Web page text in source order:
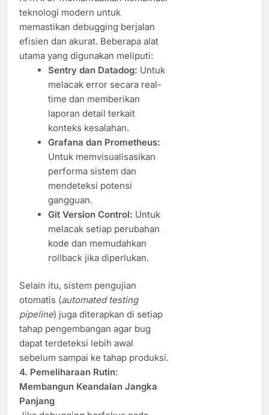
teknologi modern untuk
memastikan debugging berjalan
efisien dan akurat. Beberapa alat
utama yang digunakan meliputi:
Sentry dan Datadog: Untuk
melacak error secara real-
time dan memberikan
laporan detail terkait
konteks kesalahan.
Grafana dan Prometheus:
Untuk memvisualisasikan
performa sistem dan
mendeteksi potensi
gangguan.
Git Version Control: Untuk
melacak setiap perubahan
kode dan memudahkan
rollback jika diperlukan.
Selain itu, sistem pengujian
otomatis (automated testing
pipeline) juga diterapkan di setiap
tahap pengembangan agar bug
dapat terdeteksi lebih awal
sebelum sampai ke tahap produksi.
4. Pemeliharaan Rutin:
Membangun Keandalan Jangka
Panjang